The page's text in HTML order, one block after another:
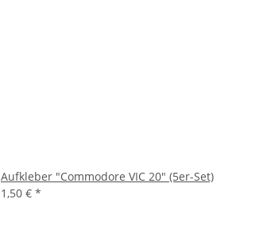
Aufkleber "Commodore VIC 20" (5er-Set)
1,50 € *